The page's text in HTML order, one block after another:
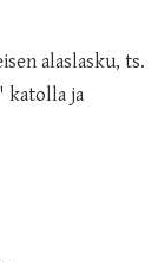
alaslasku, ts.
katolla ja